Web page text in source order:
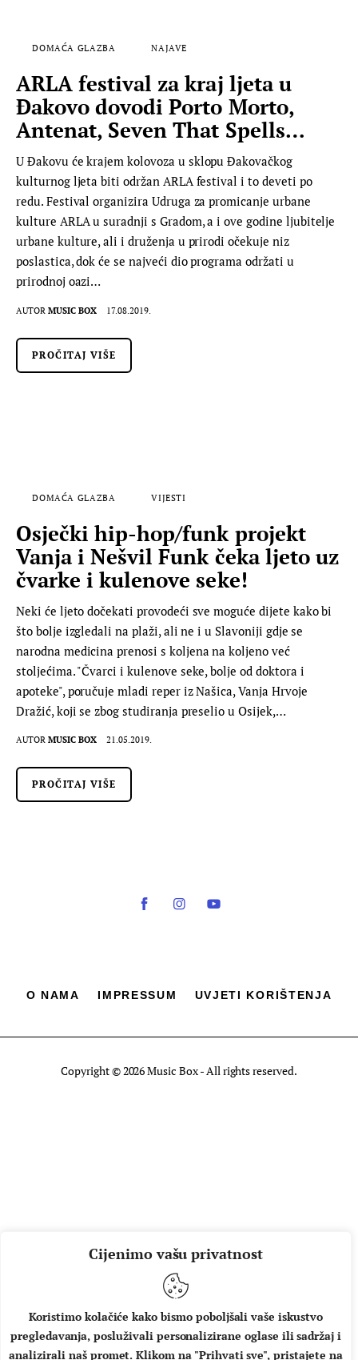
Cijenimo vašu privatnost
Koristimo kolačiće kako bismo poboljšali vaše iskustvo
pregledavanja, posluživali personalizirane oglase ili sadržaj i
analizirali naš promet. Klikom na "Prihvati sve", pristajete na
DOMAĆA GLAZBA NAJAVE
ARLA festival za kraj ljeta u
Đakovo dovodi Porto Morto,
Antenat, Seven That Spells…
U Đakovu će krajem kolovoza u sklopu Đakovačkog
kulturnog ljeta biti održan ARLA festival i to deveti po
redu. Festival organizira Udruga za promicanje urbane
kulture ARLA u suradnji s Gradom, a i ove godine ljubitelje
urbane kulture, ali i druženja u prirodi očekuje niz
poslastica, dok će se najveći dio programa održati u
prirodnoj oazi…
AUTOR MUSIC BOX 17.08.2019.
PROČITAJ VIŠE
DOMAĆA GLAZBA VIJESTI
Osječki hip-hop/funk projekt
Vanja i Nešvil Funk čeka ljeto uz
čvarke i kulenove seke!
Neki će ljeto dočekati provodeći sve moguće dijete kako bi
što bolje izgledali na plaži, ali ne i u Slavoniji gdje se
narodna medicina prenosi s koljena na koljeno već
stoljećima. "Čvarci i kulenove seke, bolje od doktora i
apoteke", poručuje mladi reper iz Našica, Vanja Hrvoje
Dražić, koji se zbog studiranja preselio u Osijek,…
AUTOR MUSIC BOX 21.05.2019.
PROČITAJ VIŠE
O NAMA IMPRESSUM UVJETI KORIŠTENJA
Copyright © 2026 Music Box - All rights reserved.